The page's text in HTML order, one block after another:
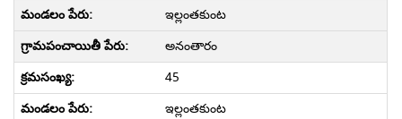
ఇల్లంతకుంట
అనంతారం
45
ఇల్లంతకుంట